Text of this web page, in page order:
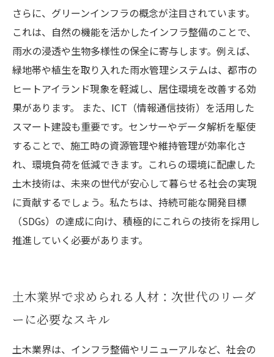
さらに、グリーンインフラの概念が注目されています。
これは、自然の機能を活かしたインフラ整備のことで、
雨水の浸透や生物多様性の保全に寄与します。例えば、
緑地帯や植生を取り入れた雨水管理システムは、都市の
ヒートアイランド現象を軽減し、居住環境を改善する効
果があります。 また、ICT（情報通信技術）を活用した
スマート建設も重要です。センサーやデータ解析を駆使
することで、施工時の資源管理や維持管理が効率化さ
れ、環境負荷を低減できます。これらの環境に配慮した
土木技術は、未来の世代が安心して暮らせる社会の実現
に貢献するでしょう。私たちは、持続可能な開発目標
（SDGs）の達成に向け、積極的にこれらの技術を採用し
推進していく必要があります。
土木業界で求められる人材：次世代のリーダ
ーに必要なスキル
土木業界は、インフラ整備やリニューアルなど、社会の